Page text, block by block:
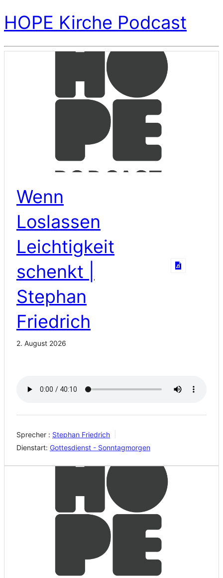
HOPE Kirche Podcast
Wenn
Loslassen
Leichtigkeit
schenkt |
Stephan
Friedrich
2. August 2026
Sprecher : Stephan Friedrich
Dienstart: Gottesdienst - Sonntagmorgen